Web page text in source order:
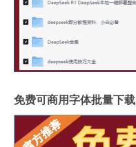
免费可商用字体批量下载